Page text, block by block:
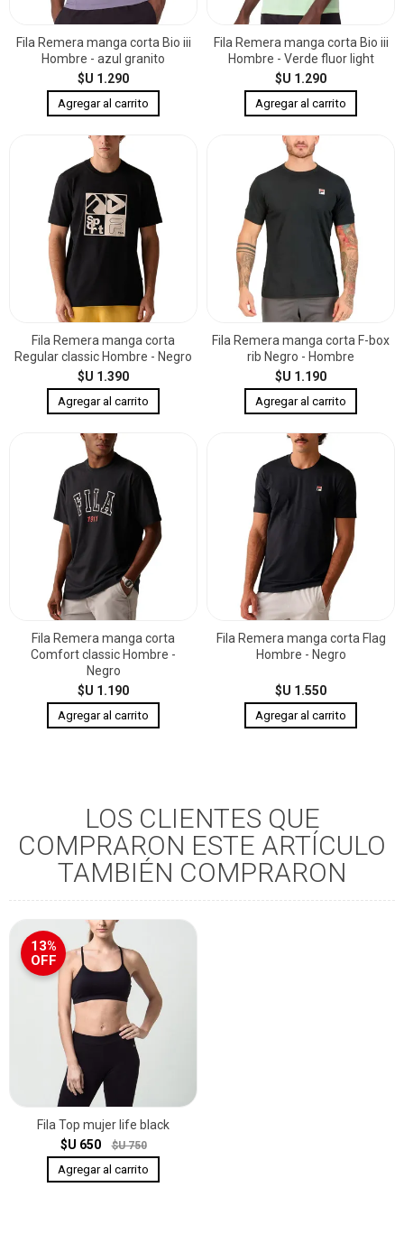
Fila Remera manga corta Bio iii
Hombre - azul granito
$U 1.290
Fila Remera manga corta Bio iii
Hombre - Verde fluor light
$U 1.290
Fila Remera manga corta
Regular classic Hombre - Negro
$U 1.390
Fila Remera manga corta F-box
rib Negro - Hombre
$U 1.190
Fila Remera manga corta
Comfort classic Hombre -
Negro
$U 1.190
Fila Remera manga corta Flag
Hombre - Negro
$U 1.550
LOS CLIENTES QUE
COMPRARON ESTE ARTÍCULO
TAMBIÉN COMPRARON
13%
OFF
Fila Top mujer life black
$U 650
$U 750